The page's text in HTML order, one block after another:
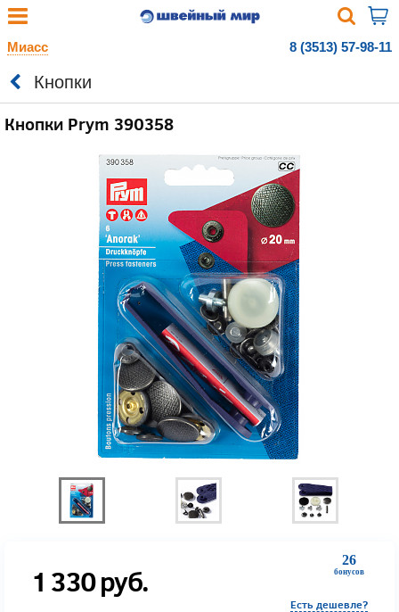
Миасс 8 (3513) 57-98-11
Кнопки
Кнопки Prym 390358
26
бонусов
1 330руб.
Есть дешевле?